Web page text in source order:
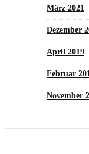
März 2021
Dezember
April 2019
Februar
November